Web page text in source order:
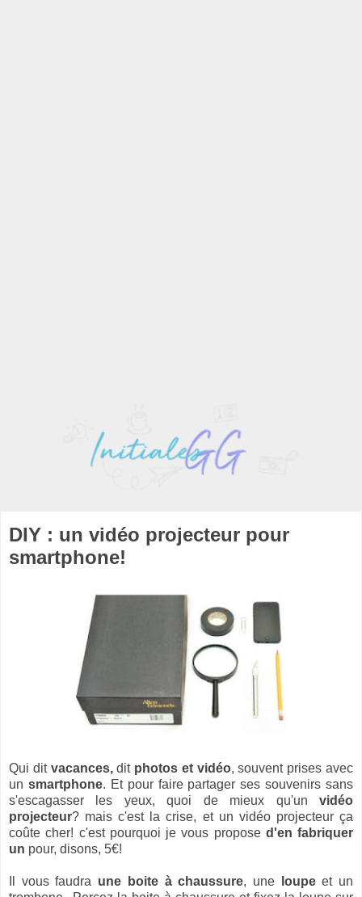
DIY : un vidéo projecteur pour
smartphone!
Qui dit vacances,ditphotos et vidéo, souvent prises avec
un smartphone. Et pour faire partager ses souvenirs sans
s'escagasser les yeux, quoi de mieux qu'un vidéo
projecteur? mais c'est la crise, et un vidéo projecteur ça
coûte cher! c'est pourquoi je vous proposed'en fabriquer
un pour, disons, 5€!
Il vous faudra une boite à chaussure, uneloupeet un